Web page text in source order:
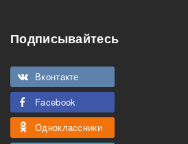
Подписывайтесь
Вконтакте
Facebook
Одноклассники